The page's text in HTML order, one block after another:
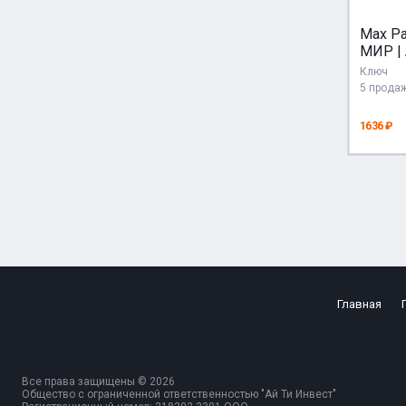
Max
МИР |
Ключ
5
1636 ₽
Главная
Все права защищены © 2026
Общество с ограниченной ответственностью "Ай Ти Инвест"